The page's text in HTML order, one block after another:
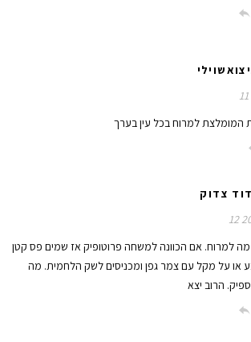
צדוק
מה למרוח. אם הכוונה למשחה פרוטופיק אז שמים פס קטן
או על מקל עם צמר גפן ומכניסים לשק הלחמית. מה